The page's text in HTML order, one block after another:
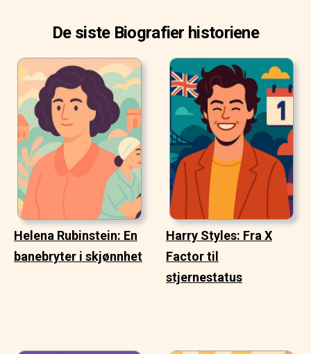
De siste Biografier historiene
Helena Rubinstein: En
banebryter i skjønnhet
Harry Styles: Fra X
Factor til
stjernestatus